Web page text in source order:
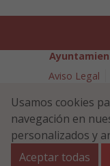
Aviso Legal
Plaza Navarra 5 -
Usamos cookies
navegación en
personalizados y
Aceptar todas